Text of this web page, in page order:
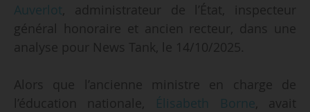
Auverlot, administrateur de l’État, inspecteur
général honoraire et ancien recteur, dans une
analyse pour News Tank, le 14/10/2025.
Alors que l’ancienne ministre en charge de
l’éducation nationale, Élisabeth Borne, avait